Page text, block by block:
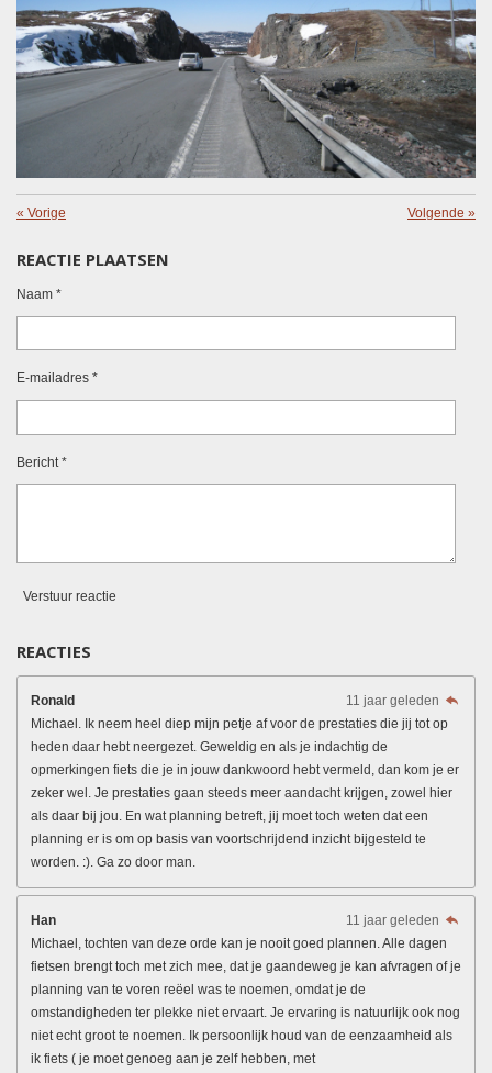
« Vorige Volgende »
REACTIE PLAATSEN
Naam *
E-mailadres *
Bericht *
Verstuur reactie
REACTIES
Ronald
11 jaar geleden
Michael. Ik neem heel diep mijn petje af voor de prestaties die jij tot op
heden daar hebt neergezet. Geweldig en als je indachtig de
opmerkingen fiets die je in jouw dankwoord hebt vermeld, dan kom je er
zeker wel. Je prestaties gaan steeds meer aandacht krijgen, zowel hier
als daar bij jou. En wat planning betreft, jij moet toch weten dat een
planning er is om op basis van voortschrijdend inzicht bijgesteld te
worden. :). Ga zo door man.
Han
11 jaar geleden
Michael, tochten van deze orde kan je nooit goed plannen. Alle dagen
fietsen brengt toch met zich mee, dat je gaandeweg je kan afvragen of je
planning van te voren reëel was te noemen, omdat je de
omstandigheden ter plekke niet ervaart. Je ervaring is natuurlijk ook nog
niet echt groot te noemen. Ik persoonlijk houd van de eenzaamheid als
ik fiets ( je moet genoeg aan je zelf hebben, met